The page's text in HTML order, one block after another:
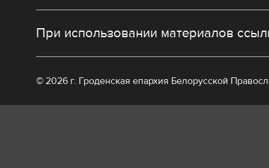
При использовании материалов
© 2026 г. Гроденская епархия Белорусской